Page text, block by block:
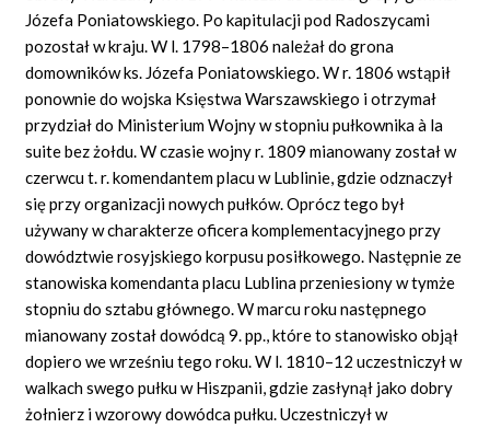
Józefa Poniatowskiego. Po kapitulacji pod Radoszycami
pozostał w kraju. W l. 1798–1806 należał do grona
domowników ks. Józefa Poniatowskiego. W r. 1806 wstąpił
ponownie do wojska Księstwa Warszawskiego i otrzymał
przydział do Ministerium Wojny w stopniu pułkownika à la
suite bez żołdu. W czasie wojny r. 1809 mianowany został w
czerwcu t. r. komendantem placu w Lublinie, gdzie odznaczył
się przy organizacji nowych pułków. Oprócz tego był
używany w charakterze oficera komplementacyjnego przy
dowództwie rosyjskiego korpusu posiłkowego. Następnie ze
stanowiska komendanta placu Lublina przeniesiony w tymże
stopniu do sztabu głównego. W marcu roku następnego
mianowany został dowódcą 9. pp., które to stanowisko objął
dopiero we wrześniu tego roku. W l. 1810–12 uczestniczył w
walkach swego pułku w Hiszpanii, gdzie zasłynął jako dobry
żołnierz i wzorowy dowódca pułku. Uczestniczył w